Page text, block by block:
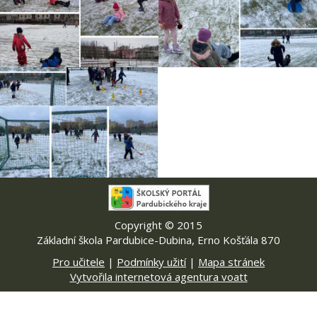
Copyright © 2015
Základní škola Pardubice-Dubina, Erno Košťála 870
Pro učitele | Podmínky užití| Mapa stránek
Vytvořila internetová agentura voatt